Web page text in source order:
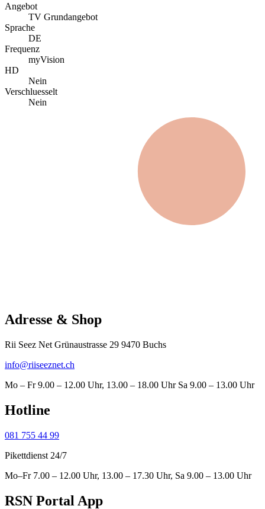
Angebot
TV Grundangebot
Sprache
DE
Frequenz
myVision
HD
Nein
Verschluesselt
Nein
Adresse & Shop
Rii Seez Net Grünaustrasse 29 9470 Buchs
info@riiseeznet.ch
Mo – Fr 9.00 – 12.00 Uhr, 13.00 – 18.00 Uhr Sa 9.00 – 13.00 Uhr
Hotline
081 755 44 99
Pikettdienst 24/7
Mo–Fr 7.00 – 12.00 Uhr, 13.00 – 17.30 Uhr, Sa 9.00 – 13.00 Uhr
RSN Portal App